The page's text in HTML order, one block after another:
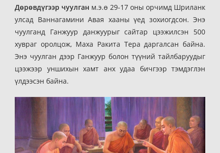
Дөрөвдүгээр чуулган м.э.ө 29-17 оны орчимд Шриланк
улсад Ваннагамини Авая хааны үед зохиогдсон. Энэ
чуулганд Ганжуур данжуурыг сайтар цээжилсэн 500
хувраг оролцож, Маха Ракита Тера даргалсан байна.
Энэ чуулган дээр Ганжуур болон түүний тайлбаруудыг
цээжээр уншихын хамт анх удаа бичгээр тэмдэглэн
үлдээсэн байна.